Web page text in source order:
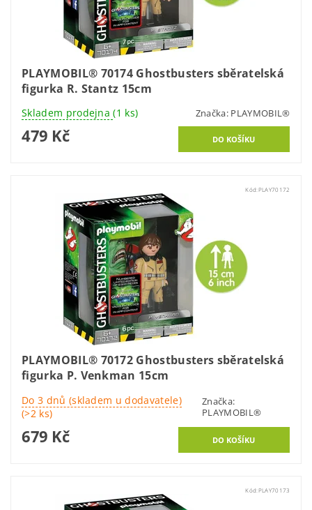
PLAYMOBIL® 70174 Ghostbusters sběratelská
figurka R. Stantz 15cm
Skladem prodejna(1 ks) Značka: PLAYMOBIL®
479 Kč
Kód:PLAY70172
PLAYMOBIL® 70172 Ghostbusters sběratelská
figurka P. Venkman 15cm
Do 3 dnů (skladem u dodavatele)
(>2 ks)
Značka:
PLAYMOBIL®
679 Kč
Kód: PLAY70173